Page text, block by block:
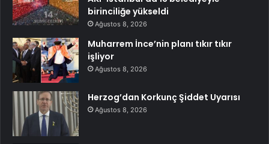
birinciliğe yükseldi
Ağustos 8, 2026
Muharrem İnce’nin planı tıkır tıkır
işliyor
Ağustos 8, 2026
Herzog’dan Korkunç Şiddet Uyarısı
Ağustos 8, 2026